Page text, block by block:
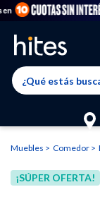
El
El producto ha
Llegaste al límite
uno nuevo ingresa
Muebles Comedor
¡SÚPER OFERTA!